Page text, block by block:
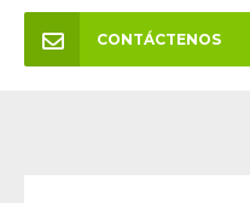
CONTÁCTENOS